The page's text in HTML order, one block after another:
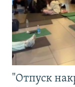
"Отпуск